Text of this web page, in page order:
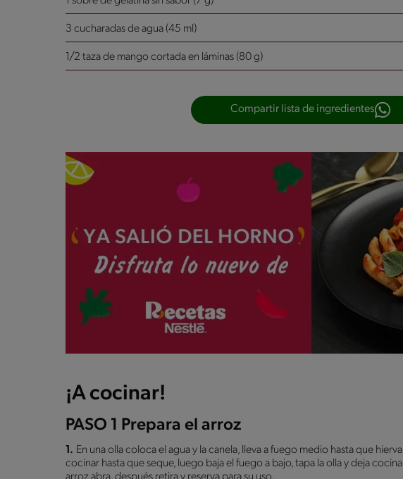
3 cucharadas de agua (45 ml)
1/2 taza de mango cortada en láminas (80 g)
Compartir lista de ingredientes
¡A cocinar!
PASO 1 Prepara el arroz
1. En una olla coloca el agua y la canela, lleva a fuego medio hasta que
cocinar hasta que seque, luego baja el fuego a bajo, tapa la olla y deja